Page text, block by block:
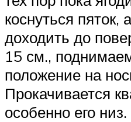
коснуться пяток,
доходить до
15 см.,
положение на
Прокачивается
особенно его низ.